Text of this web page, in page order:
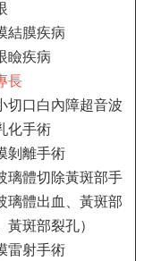
結膜疾病
瞼疾病
長
切口白內障超音波
化手術
剝離手術
璃體切除黃斑部手
璃體出血、黃斑部
黃斑部裂孔）
雷射手術